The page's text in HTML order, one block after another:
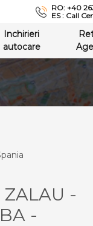
RO: +40
ES : Call
Inchirieri
autocare
-
-